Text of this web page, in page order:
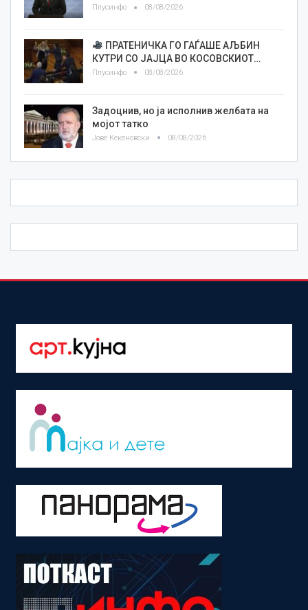
Плусинфо 08/08/2026
ПРАТЕНИЧКА ГО ГАЃАШЕ АЉБИН
КУТРИ СО ЈАЈЦА ВО КОСОВСКИОТ…
Плусинфо 08/08/2026
Задоцнив, но ја исполнив желбата на
мојот татко
Јове Кекеновски 08/08/2026